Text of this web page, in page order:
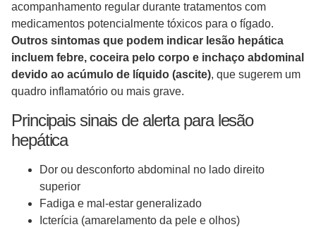
acompanhamento regular durante tratamentos com
medicamentos potencialmente tóxicos para o fígado.
Outros sintomas que podem indicar lesão hepática
incluem febre, coceira pelo corpo e inchaço abdominal
devido ao acúmulo de líquido (ascite), que sugerem um
quadro inflamatório ou mais grave.
Principais sinais de alerta para lesão
hepática
Dor ou desconforto abdominal no lado direito
superior
Fadiga e mal-estar generalizado
Icterícia (amarelamento da pele e olhos)